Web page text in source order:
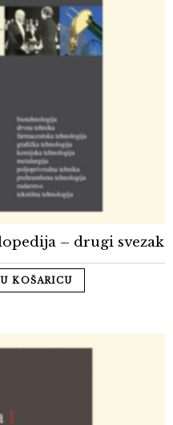
– drugi svezak
KOŠARICU